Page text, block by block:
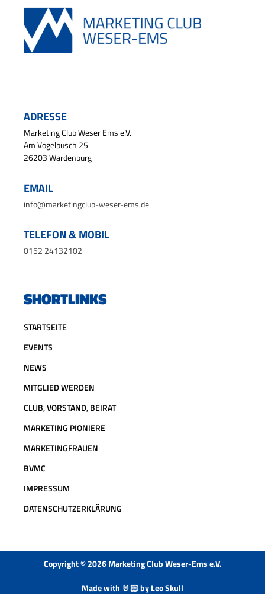
ADRESSE
Marketing Club Weser Ems e.V.
Am Vogelbusch 25
26203 Wardenburg
EMAIL
info@marketingclub-weser-ems.de
TELEFON & MOBIL
0152 24132102
SHORTLINKS
STARTSEITE
EVENTS
NEWS
MITGLIED WERDEN
CLUB, VORSTAND, BEIRAT
MARKETING PIONIERE
MARKETINGFRAUEN
BVMC
IMPRESSUM
DATENSCHUTZERKLÄRUNG
Copyright © 2026 Marketing Club Weser-Ems e.V.
Made with 🤘🏻 by Leo Skull